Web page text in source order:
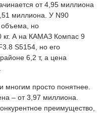
от 4,95 миллиона
миллиона. У N90
объема, но
кг. А на КАМАЗ Компас 9
S5154, но его
6,2 т, а цена
многим просто понятнее.
– от 3,97 миллиона.
преимущество,